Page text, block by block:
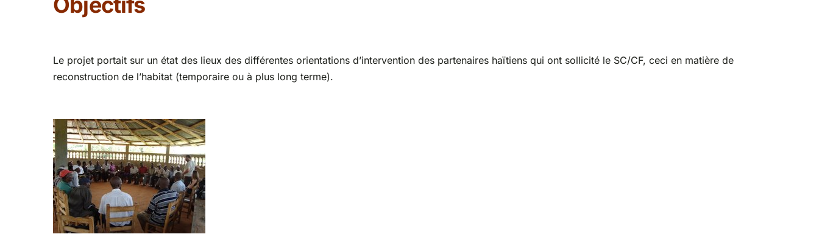
Le projet portait sur un état des lieux des différentes orientations d’intervention des partenaires haïtiens qui ont sollicité le SC/CF, ceci en matière de
reconstruction de l’habitat (temporaire ou à plus long terme).